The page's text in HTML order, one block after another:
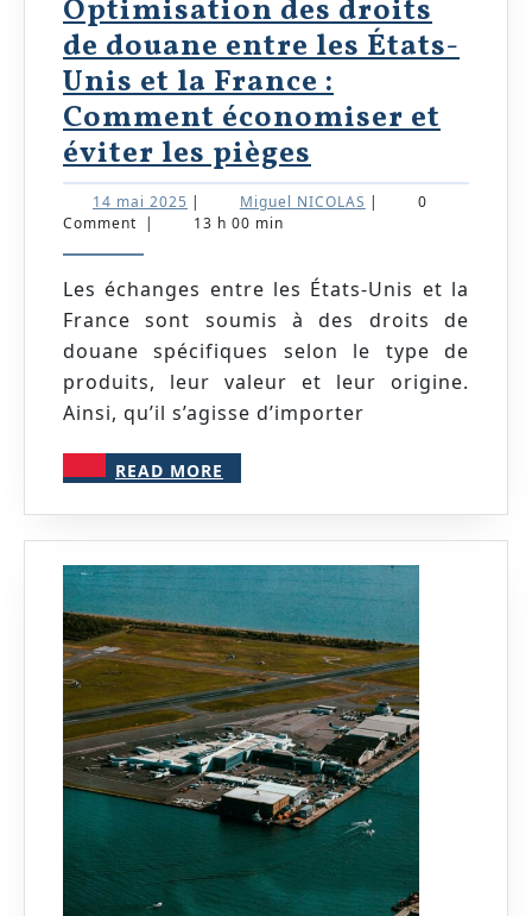
Optimisation des droits
de douane entre les États-
Unis et la France :
Comment économiser et
éviter les pièges
des
droits
douane
entre
les
États-
la
France
:
Comment
économiser
et
éviter
les
pièges
14 mai 2025 14
mai
| Miguel NICOLAS Miguel
|
0
Comment | 13 h 00 min
Les échanges entre les États-Unis et la
France sont soumis à des droits de
douane spécifiques selon le type de
produits, leur valeur et leur origine.
Ainsi, qu’il s’agisse d’importer
READ MORE
MORE